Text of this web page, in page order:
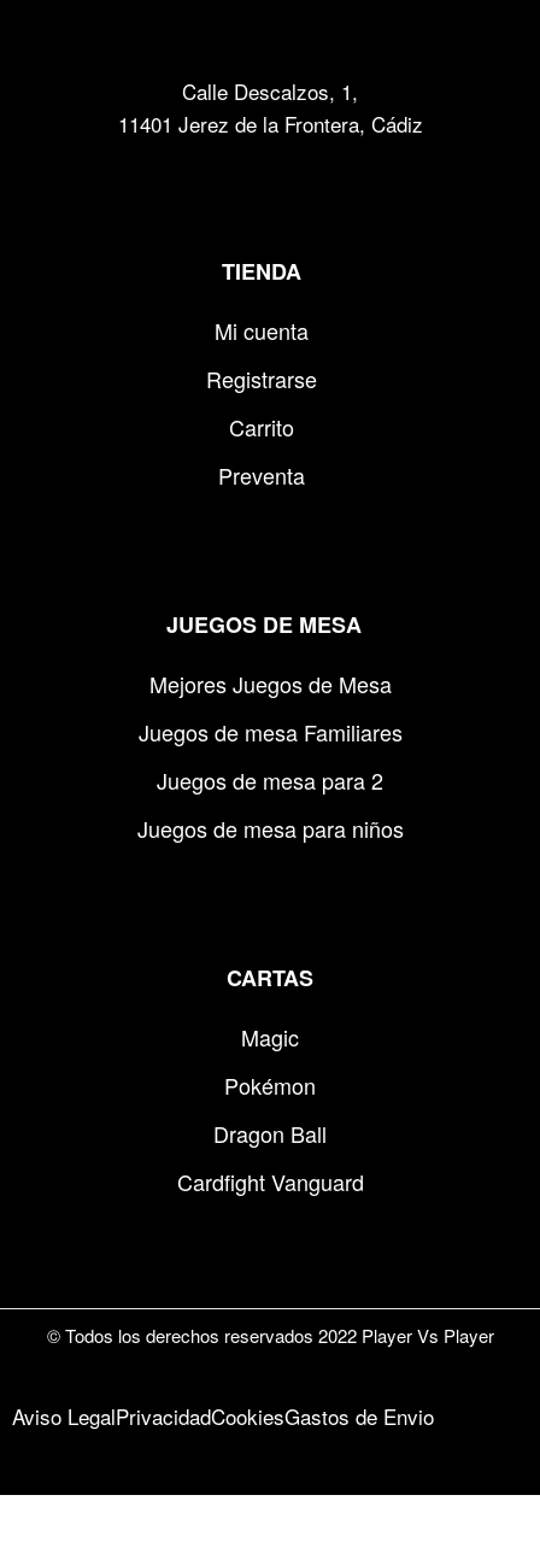
Calle Descalzos, 1,
11401 Jerez de la Frontera, Cádiz
TIENDA
Mi cuenta
Registrarse
Carrito
Preventa
JUEGOS DE MESA
Mejores Juegos de Mesa
Juegos de mesa Familiares
Juegos de mesa para 2
Juegos de mesa para niños
CARTAS
Magic
Pokémon
Dragon Ball
Cardfight Vanguard
© Todos los derechos reservados 2022 Player Vs Player
Aviso LegalPrivacidadCookiesGastos de Envio